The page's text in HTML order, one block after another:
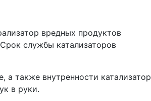
вредных продуктов
службы катализаторов
также внутренности
в руки.